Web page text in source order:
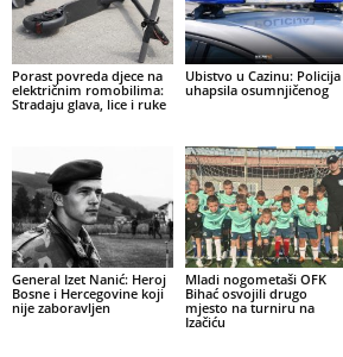
Porast povreda djece na
električnim romobilima:
Stradaju glava, lice i ruke
Ubistvo u Cazinu: Policija
uhapsila osumnjičenog
General Izet Nanić: Heroj
Bosne i Hercegovine koji
nije zaboravljen
Mladi nogometaši OFK
Bihać osvojili drugo
mjesto na turniru na
Izačiću